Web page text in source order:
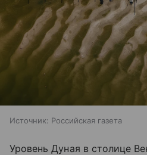
Источник: Российская газета
Уровень Дуная в столице